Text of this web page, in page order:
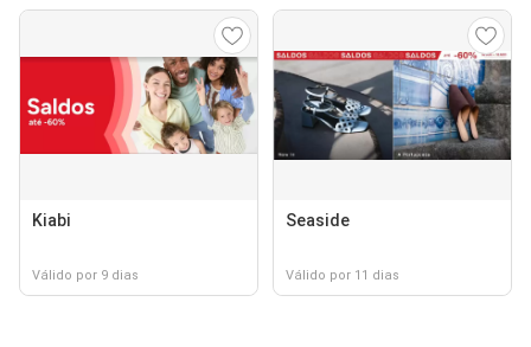
Kiabi
Válido por 9 dias
Seaside
Válido por 11 dias